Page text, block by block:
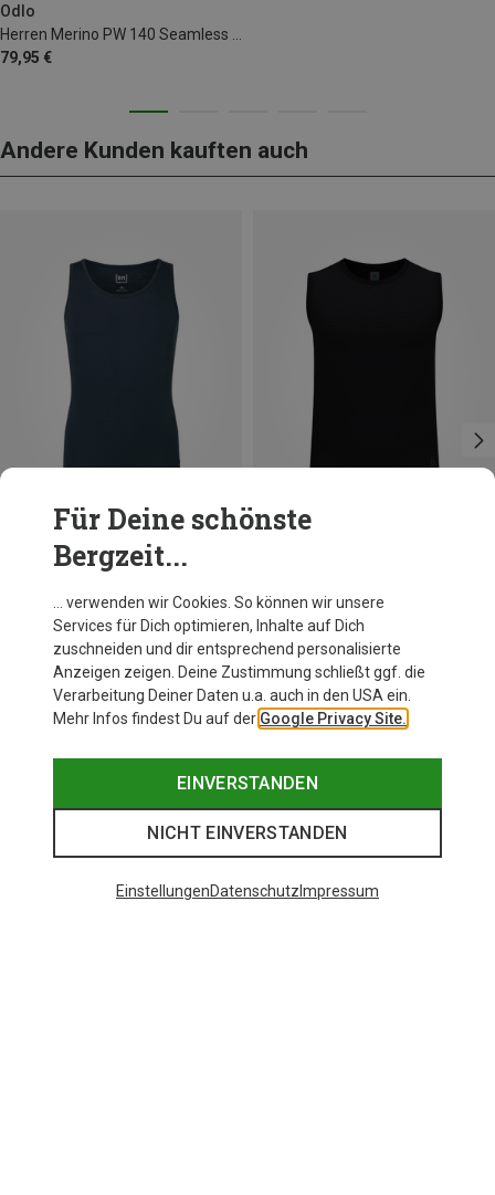
Odlo
79,95 €
Andere Kunden kauften auch
Du sparst 15%
Für Deine schönste
Bergzeit...
… verwenden wir Cookies. So können wir unsere
Services für Dich optimieren, Inhalte auf Dich
zuschneiden und dir entsprechend personalisierte
Anzeigen zeigen. Deine Zustimmung schließt ggf. die
Verarbeitung Deiner Daten u.a. auch in den USA ein.
Mehr Infos findest Du auf der Google Privacy Site.
EINVERSTANDEN
NICHT EINVERSTANDEN
EinstellungenDatenschutz Impressum